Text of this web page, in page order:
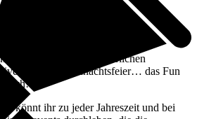
Firmenevent, zum alljährlichen
oder zur Weihnachtsfeier… das Fun
euch!
könnt ihr zu jeder Jahreszeit und bei